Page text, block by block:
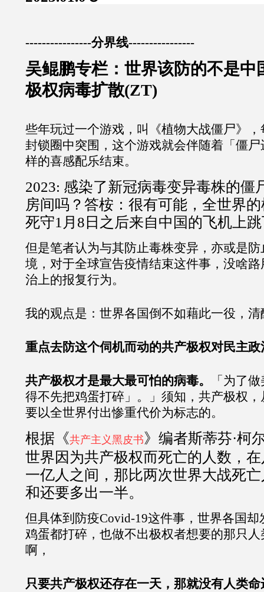
----------------分界线----------------
吴鲲鹏专栏：世界该防的不是中
极权病毒扩散(ZT)
些年玩过一个游戏，叫《植物大战僵尸》
封锁圈中突围，这个游戏就会伴随着「僵
样的喜感配乐结束。
2023: 感染了新冠病毒变异毒株的僵
房间吗？答桉：很有可能，全世界
死守1月8日之后来自中国的飞机上
但是笔者认为与其防止毒株变异，亦或是
境，对于全球宣告疫情结束这件事，没啥
治上的报复行为。
我的观点是：世界各国倒不如藉此一役，
重点去防这个伺机而动的共产极权对民主
共产极权才是最大最可怕的病毒。
「为了
得不先把鸡蛋打碎」。」须知，共产极权
要以全世界付出惨重代价为标志的。
根据《共产主义黑皮书》编者斯蒂芬·柯
世界因为共产极权而死亡的人数，
一亿人之间，那比两次世界大战死
和还要多出一半。
但具体到防疫Covid-19这件事，世界各国
鸡蛋都打碎，也做不出极权者想要的那只
啊，
只要共产极权还存在一天，那就没有人类